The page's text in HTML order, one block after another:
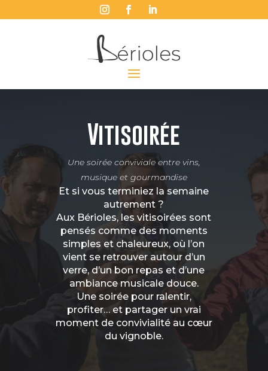
Vitisoirée
Une soirée conviviale entre vins,
musique et gourmandise
Et si vous terminiez la semaine
autrement ?
Aux Bérioles, les vitisoirées sont
pensés comme des moments
simples et chaleureux, où l’on
vient se retrouver autour d’un
verre, d’un bon repas et d’une
ambiance musicale douce.
Une soirée pour ralentir,
profiter… et partager un vrai
moment de convivialité au cœur
du vignoble.